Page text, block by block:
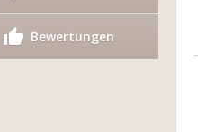
Bewertungen